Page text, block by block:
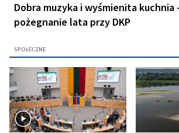
Dobra muzyka i wyśmienita kuchnia
pożegnanie lata przy DKP
SPOŁECZNE